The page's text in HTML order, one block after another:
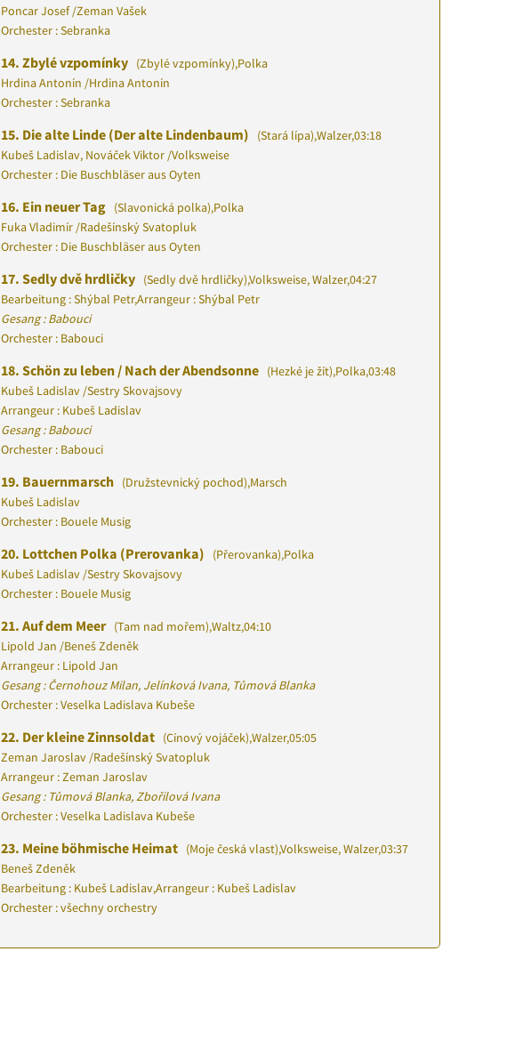
Poncar Josef/Zeman Vašek
Orchester : Sebranka
14. Zbylé vzpomínky (Zbylé vzpomínky),Polka
Hrdina Antonín /Hrdina Antonín
Orchester : Sebranka
15. Die alte Linde (Der alte Lindenbaum) (Stará lípa),Walzer,03:18
Kubeš Ladislav, Nováček Viktor /Volksweise
Orchester : Die Buschbläser aus Oyten
16. Ein neuer Tag (Slavonická polka),Polka
Fuka Vladimír /Radešínský Svatopluk
Orchester : Die Buschbläser aus Oyten
17. Sedly dvě hrdličky (Sedly dvě hrdličky),Volksweise, Walzer,04:27
Bearbeitung : Shýbal Petr,Arrangeur : Shýbal Petr
Gesang : Babouci
Orchester : Babouci
18. Schön zu leben / Nach der Abendsonne (Hezké je žít),Polka,03:48
Kubeš Ladislav /Sestry Skovajsovy
Arrangeur : Kubeš Ladislav
Gesang : Babouci
Orchester : Babouci
19. Bauernmarsch (Družstevnický pochod),Marsch
Kubeš Ladislav
Orchester : Bouele Musig
20. Lottchen Polka (Prerovanka) (Přerovanka),Polka
Kubeš Ladislav /Sestry Skovajsovy
Orchester : Bouele Musig
21. Auf dem Meer (Tam nad mořem),Waltz,04:10
Lipold Jan /Beneš Zdeněk
Arrangeur : Lipold Jan
Gesang : Černohouz Milan, Jelínková Ivana, Tůmová Blanka
Orchester : Veselka Ladislava Kubeše
22. Der kleine Zinnsoldat (Cínový vojáček),Walzer,05:05
Zeman Jaroslav /Radešínský Svatopluk
Arrangeur : Zeman Jaroslav
Gesang : Tůmová Blanka, Zbořilová Ivana
Orchester : Veselka Ladislava Kubeše
23. Meine böhmische Heimat (Moje česká vlast),Volksweise, Walzer,03:37
Beneš Zdeněk
Bearbeitung : Kubeš Ladislav,Arrangeur : Kubeš Ladislav
Orchester : všechny orchestry